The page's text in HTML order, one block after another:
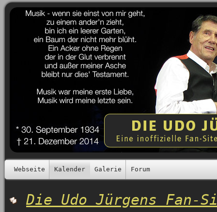
Webseite Kalender Galerie Forum
Die Udo Jürgens Fan-